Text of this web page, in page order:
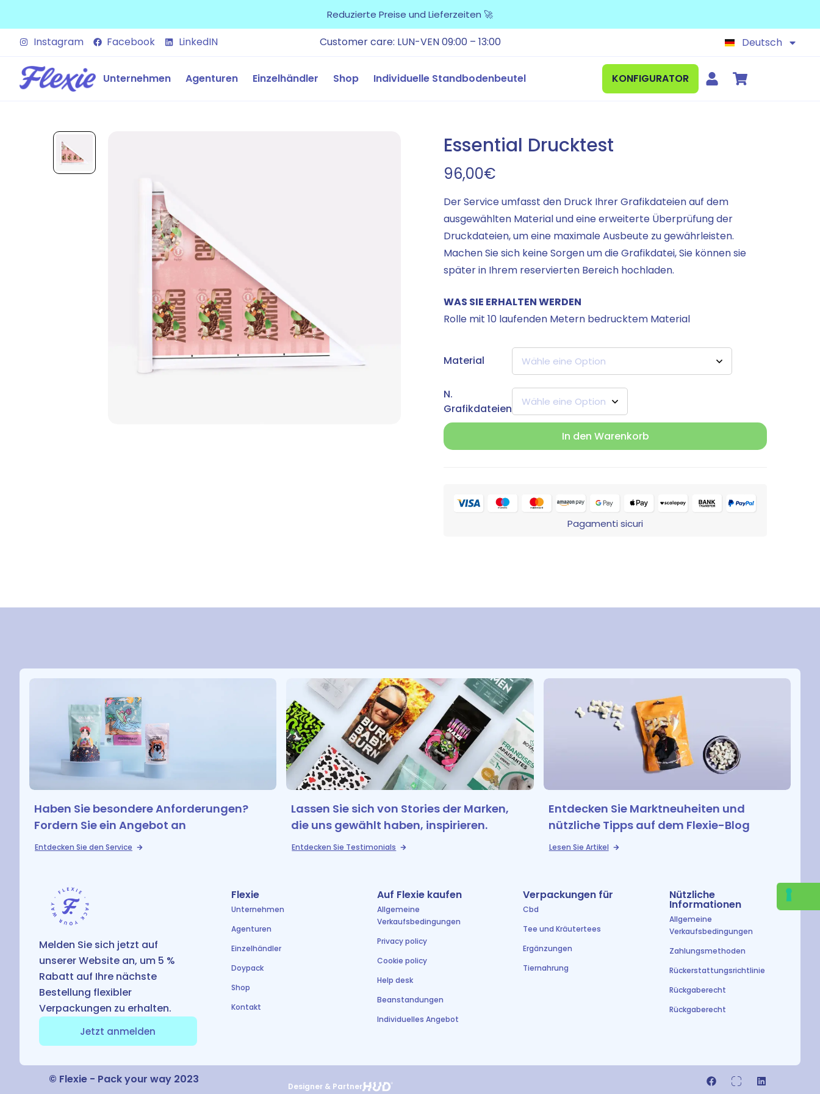
Reduzierte Preise und Lieferzeiten 🚀
Instagram Facebook LinkedIN Customer care: LUN-VEN 09:00 – 13:00 Deutsch
English
Unternehmen Agenturen Einzelhändler Shop Individuelle Standbodenbeutel KONFIGURATOR
Essential Drucktest
96,00€
Der Service umfasst den Druck Ihrer Grafikdateien auf dem
ausgewählten Material und eine erweiterte Überprüfung der
Druckdateien, um eine maximale Ausbeute zu gewährleisten.
Machen Sie sich keine Sorgen um die Grafikdatei, Sie können sie
später in Ihrem reservierten Bereich hochladen.
WAS SIE ERHALTEN WERDEN
Rolle mit 10 laufenden Metern bedrucktem Material
Material
N.
Grafikdateien
In den Warenkorb
Pagamenti sicuri
Haben Sie besondere Anforderungen?
Fordern Sie ein Angebot an
Entdecken Sie den Service
Lassen Sie sich von Stories der Marken,
die uns gewählt haben, inspirieren.
Entdecken Sie Testimonials
Entdecken Sie Marktneuheiten und
nützliche Tipps auf dem Flexie-Blog
Lesen Sie Artikel
Melden Sie sich jetzt auf
unserer Website an, um 5 %
Rabatt auf Ihre nächste
Bestellung flexibler
Verpackungen zu erhalten.
Jetzt anmelden
Flexie
Unternehmen
Agenturen
Einzelhändler
Doypack
Shop
Kontakt
Auf Flexie kaufen
Allgemeine
Verkaufsbedingungen
Privacy policy
Cookie policy
Help desk
Beanstandungen
Individuelles Angebot
Verpackungen für
Cbd
Tee und Kräutertees
Ergänzungen
Tiernahrung
Nützliche
Informationen
Allgemeine
Verkaufsbedingungen
Zahlungsmethoden
Rückerstattungsrichtlinie
Rückgaberecht
Rückgaberecht
© Flexie - Pack your way 2023
Designer & Partner